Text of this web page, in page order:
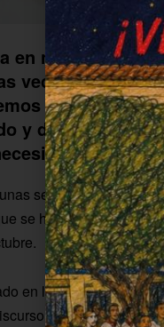
en nuestro país,
veces, en el
la fortuna en
y de sobra
poca
semanas una
se hizo efectivo el 1
en la Real Academia
leerá en el